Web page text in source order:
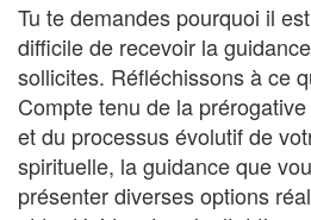
Tu te demandes pourquoi il
difficile de recevoir la
sollicites. Réfléchissons à ce
Compte tenu de la
et du processus évolutif de
spirituelle, la guidance que
présenter diverses options